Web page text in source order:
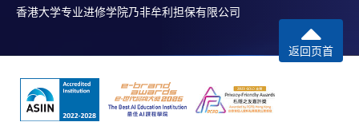
香港大学专业进修学院乃非牟利担保有限公司
返回页首